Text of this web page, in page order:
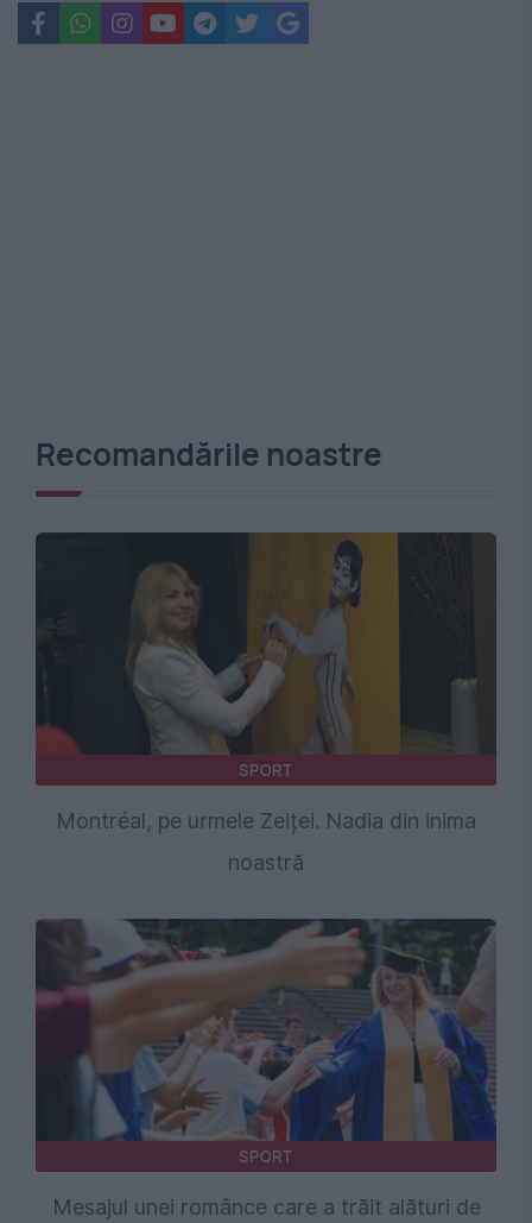
Recomandările noastre
SPORT
Montréal, pe urmele Zeiței. Nadia din inima
noastră
SPORT
Mesajul unei românce care a trăit alături de